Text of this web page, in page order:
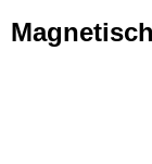
Magnetisch